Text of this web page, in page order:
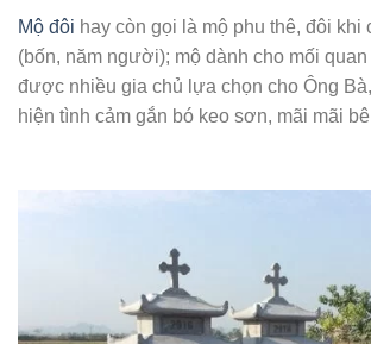
Mộ đôi hay còn gọi là mộ phu thê, đôi khi
(bốn, năm người); mộ dành cho mối
được nhiều gia chủ lựa chọn cho Ông
hiện tình cảm gắn bó keo sơn, mãi mãi